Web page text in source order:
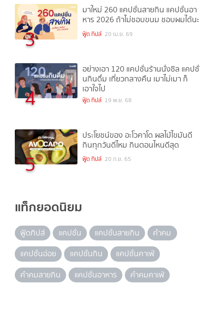
3
มาใหม่ 260 แคปชั่นสายกิน แคปชั่นอา
หาร 2026 ถ้าไม่ชอบขนม ชอบผมได้นะ
ฟู้ด ทิปส์ 20 เม.ย. 69
4
อย่างเอา 120 แคปชั่นร้านนั่งชิล แคปชั่
นกินดื่ม เที่ยวกลางคืน เมาไม่เมา ก็
เอาใจไป
ฟู้ด ทิปส์ 19 พ.ย. 68
5
ประโยชน์ของ อะโวคาโด ผลไม้ไขมันดี
กินทุกวันดีไหม กินตอนไหนดีสุด
ฟู้ด ทิปส์ 20 ก.ย. 65
แท็กยอดนิยม
ฟู้ดทิปส์ แคปชั่น แคปชั่นสายกิน
คำคม
แคปชั่นอ่อย
แคปชั่นกิน
แคปชั่นคาเฟ่
คำคมสายกิน
แคปชั่นอาหาร คำคมคาเฟ่